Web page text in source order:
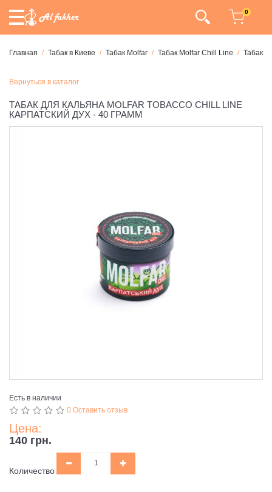
0
Главная Табак в Киеве Табак Molfar Табак Molfar Chill Line Табак
Вернуться в каталог
ТАБАК ДЛЯ КАЛЬЯНА MOLFAR TOBACCO CHILL LINE
КАРПАТСКИЙ ДУХ - 40 ГРАММ
Есть в наличии
0 Оставить отзыв
Цена:
140 грн.
Количество